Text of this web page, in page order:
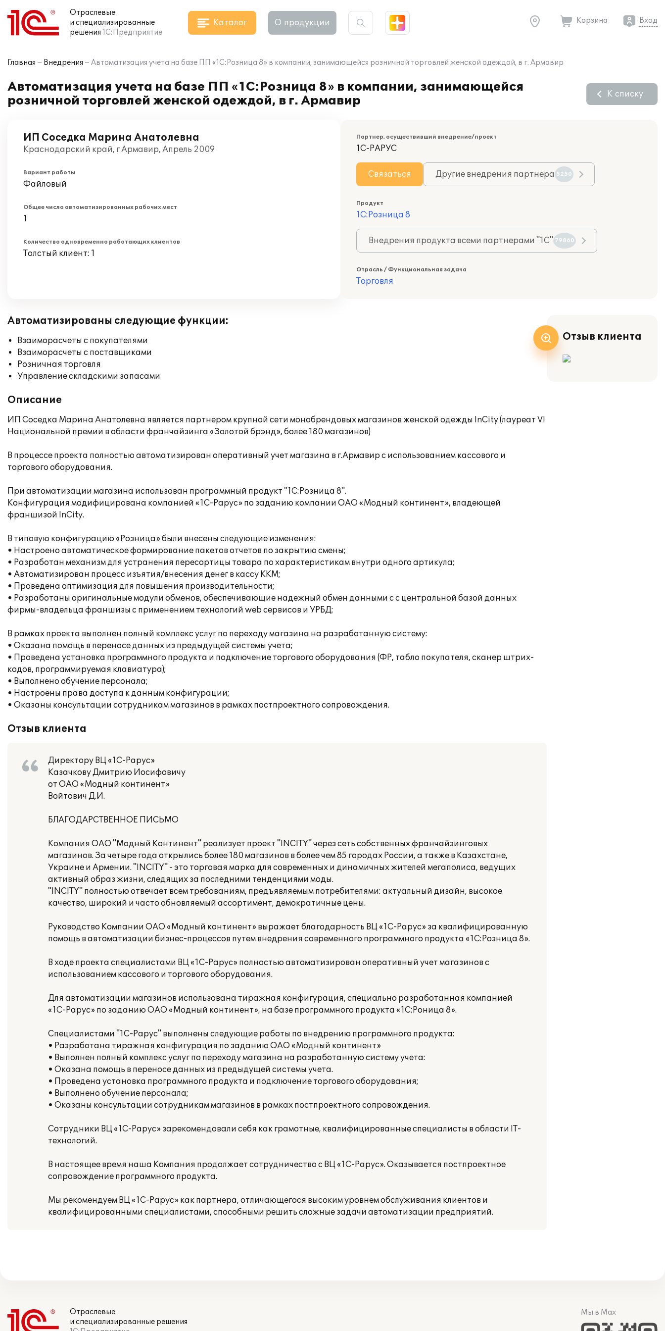
Отраслевые
и специализированные
решения 1С:Предприятие
Каталог О продукции Корзина Вход
Главная Внедрения Автоматизация учета на базе ПП «1С:Розница 8» в компании, занимающейся розничной торговлей женской одеждой, в г. Армавир
Автоматизация учета на базе ПП «1С:Розница 8» в компании, занимающейся
розничной торговлей женской одеждой, в г. Армавир
К списку
ИП Соседка Марина Анатолевна
Краснодарский край, г Армавир, Апрель 2009
Вариант работы
Файловый
Общее число автоматизированных рабочих мест
1
Количество одновременно работающих клиентов
Толстый клиент: 1
Партнер, осуществивший внедрение/проект
1С-РАРУС
Связаться Другие внедрения партнера 5250
Продукт
1С:Розница 8
Внедрения продукта всеми партнерами "1С" 79860
Отрасль / Функциональная задача
Торговля
Автоматизированы следующие функции:
Взаиморасчеты с покупателями
Взаиморасчеты с поставщиками
Розничная торговля
Управление складскими запасами
Описание
ИП Соседка Марина Анатолевна является партнером крупной сети монобрендовых магазинов женской одежды InCity (лауреат VI
Национальной премии в области франчайзинга «Золотой брэнд», более 180 магазинов)
В процессе проекта полностью автоматизирован оперативный учет магазина в г.Армавир с использованием кассового и
торгового оборудования.
При автоматизации магазина использован программный продукт "1С:Розница 8".
Конфигурация модифицирована компанией «1С-Рарус» по заданию компании ОАО «Модный континент», владеющей
франшизой InCity.
В типовую конфигурацию «Розница» были внесены следующие изменения:
• Настроено автоматическое формирование пакетов отчетов по закрытию смены;
• Разработан механизм для устранения пересортицы товара по характеристикам внутри одного артикула;
• Автоматизирован процесс изъятия/внесения денег в кассу ККМ;
• Проведена оптимизация для повышения производительности;
• Разработаны оригинальные модули обменов, обеспечивающие надежный обмен данными с с центральной базой данных
фирмы-владельца франшизы с применением технологий web сервисов и УРБД;
В рамках проекта выполнен полный комплекс услуг по переходу магазина на разработанную систему:
• Оказана помощь в переносе данных из предыдущей системы учета;
• Проведена установка программного продукта и подключение торгового оборудования (ФР, табло покупателя, сканер штрих-
кодов, программируемая клавиатура);
• Выполнено обучение персонала;
• Настроены права доступа к данным конфигурации;
• Оказаны консультации сотрудникам магазинов в рамках постпроектного сопровождения.
Отзыв клиента
Директору ВЦ «1С-Рарус»
Казачкову Дмитрию Иосифовичу
от ОАО «Модный континент»
Войтович Д.И.
БЛАГОДАРСТВЕННОЕ ПИСЬМО
Компания ОАО "Модный Континент" реализует проект "INCITY" через сеть собственных франчайзинговых
магазинов. За четыре года открылись более 180 магазинов в более чем 85 городах России, а также в Казахстане,
Украине и Армении. "INCITY" - это торговая марка для современных и динамичных жителей мегаполиса, ведущих
активный образ жизни, следящих за последними тенденциями моды.
"INCITY" полностью отвечает всем требованиям, предъявляемым потребителями: актуальный дизайн, высокое
качество, широкий и часто обновляемый ассортимент, демократичные цены.
Руководство Компании ОАО «Модный континент» выражает благодарность ВЦ «1С-Рарус» за квалифицированную
помощь в автоматизации бизнес-процессов путем внедрения современного программного продукта «1С:Розница 8».
В ходе проекта специалистами ВЦ «1С-Рарус» полностью автоматизирован оперативный учет магазинов с
использованием кассового и торгового оборудования.
Для автоматизации магазинов использована тиражная конфигурация, специально разработанная компанией
«1С-Рарус» по заданию ОАО «Модный континент», на базе программного продукта «1С:Роница 8».
Специалистами "1С-Рарус" выполнены следующие работы по внедрению программного продукта:
• Разработана тиражная конфигурация по заданию ОАО «Модный континент»
• Выполнен полный комплекс услуг по переходу магазина на разработанную систему учета:
• Оказана помощь в переносе данных из предыдущей системы учета.
• Проведена установка программного продукта и подключение торгового оборудования;
• Выполнено обучение персонала;
• Оказаны консультации сотрудникам магазинов в рамках постпроектного сопровождения.
Сотрудники ВЦ «1С-Рарус» зарекомендовали себя как грамотные, квалифицированные специалисты в области IT-
технологий.
В настоящее время наша Компания продолжает сотрудничество с ВЦ «1С-Рарус». Оказывается постпроектное
сопровождение программного продукта.
Мы рекомендуем ВЦ «1С-Рарус» как партнера, отличающегося высоким уровнем обслуживания клиентов и
квалифицированными специалистами, способными решить сложные задачи автоматизации предприятий.
Отзыв клиента
Отраслевые
и специализированные решения
Мы в Max